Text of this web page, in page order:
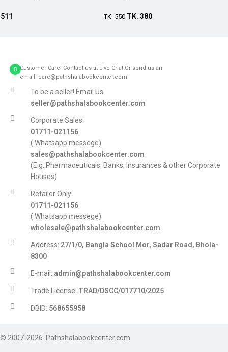
511 TK.550 TK. 380
Customer Care: Contact us at Live Chat Or send us an
email: care@pathshalabookcenter.com
To be a seller! Email Us
seller@pathshalabookcenter.com
Corporate Sales:
01711-021156
( Whatsapp messege)
sales@pathshalabookcenter.com
(E.g. Pharmaceuticals, Banks, Insurances & other Corporate
Houses)
Retailer Only:
01711-021156
( Whatsapp messege)
wholesale@pathshalabookcenter.com
Address: 27/1/0, Bangla School Mor, Sadar Road, Bhola-
8300
E-mail: admin@pathshalabookcenter.com
Trade License: TRAD/DSCC/017710/2025
DBID: 568655958
© 2007-2026 Pathshalabookcenter.com